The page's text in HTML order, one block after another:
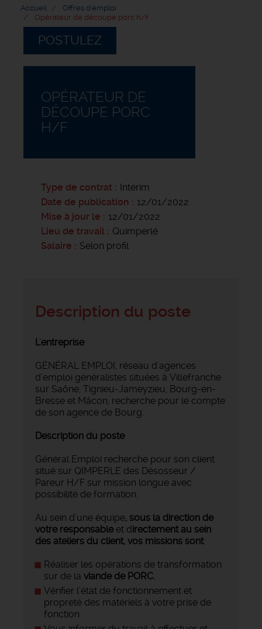
Accueil
Offres d'emploi
Opérateur de découpe porc h/f
POSTULEZ
OPÉRATEUR DE
DÉCOUPE PORC
H/F
Type de contrat
Intérim
Date de publication
12/01/2022
Mise à jour le
12/01/2022
Lieu de travail
Quimperlé
Salaire
Selon profil
Description du poste
L'entreprise
GÉNÉRAL EMPLOI, réseau d'agences
d’emploi généralistes situées à Villefranche
sur Saône, Tignieu-Jameyzieu, Bourg-en-
Bresse et Mâcon, recherche pour le compte
de son agence de Bourg.
Description du poste
Général Emploi recherche pour son client
situé sur QIMPERLE des Désosseur /
Pareur H/F sur mission longue avec
possibilité de formation.
Au sein d’une équipe, sous la direction de
votre responsable et directement au sein
des ateliers du client, vos missions sont:
Réaliser les opérations de transformation
sur de la viande de PORC.
Vérifier l’état de fonctionnement et
propreté des matériels à votre prise de
fonction